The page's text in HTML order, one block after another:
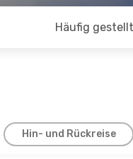
Häufig
Hin- und Rückreise